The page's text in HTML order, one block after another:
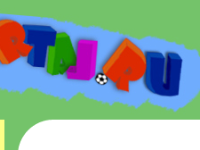
учителям и